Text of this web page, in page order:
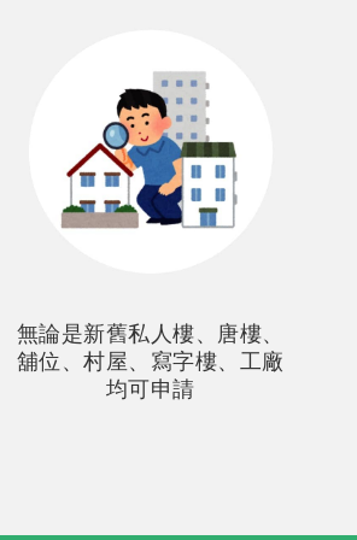
無論是新舊私人樓、唐樓、
舖位、村屋、寫字樓、工廠
均可申請